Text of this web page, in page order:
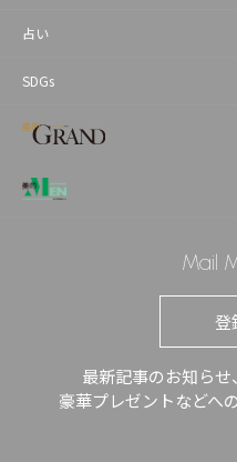
占い
SDGs
Mail
登
最新記事のお知らせ
豪華プレゼントなどへ